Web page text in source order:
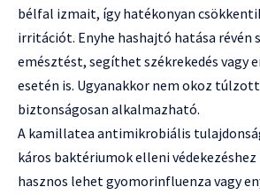
bélfal izmait, így hatékonyan
irritációt. Enyhe hashajtó hatása révén
emésztést, segíthet székrekedés vagy
esetén is. Ugyanakkor nem okoz
biztonságosan alkalmazható.
A kamillatea antimikrobiális
káros baktériumok elleni
hasznos lehet gyomorinfluenza vagy